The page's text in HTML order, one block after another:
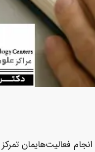
فعالیت­‌هایمان